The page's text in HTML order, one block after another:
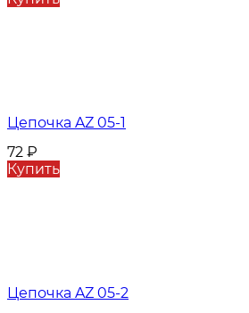
Цепочка AZ 05-1
72 ₽
Купить
Цепочка AZ 05-2